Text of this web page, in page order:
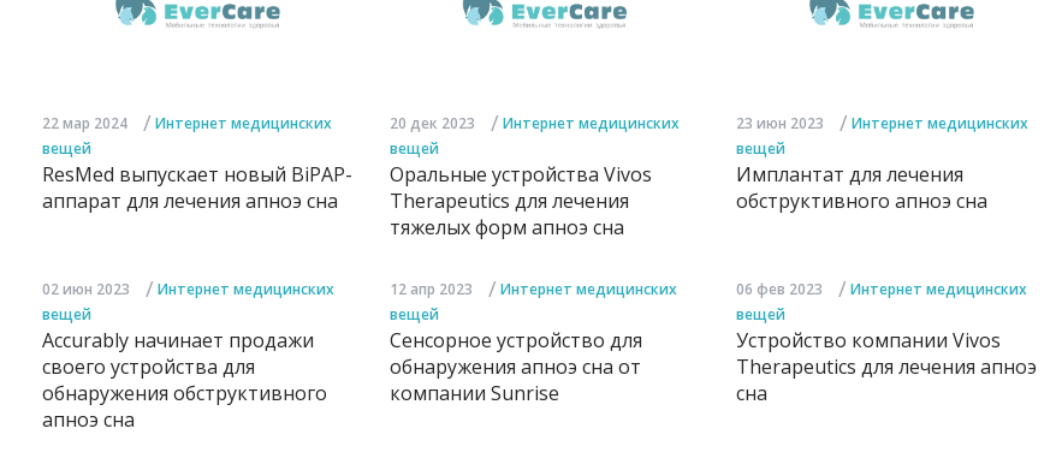
22 мар 2024 / Интернет медицинских
вещей
ResMed выпускает новый BiPAP-
аппарат для лечения апноэ сна
20 дек 2023 / Интернет медицинских
вещей
Оральные устройства Vivos
Therapeutics для лечения
тяжелых форм апноэ сна
23 июн 2023 / Интернет медицинских
вещей
Имплантат для лечения
обструктивного апноэ сна
02 июн 2023 / Интернет медицинских
вещей
Accurablу начинает продажи
своего устройства для
обнаружения обструктивного
апноэ сна
12 апр 2023 / Интернет медицинских
вещей
Сенсорное устройство для
обнаружения апноэ сна от
компании Sunrise
06 фев 2023 / Интернет медицинских
вещей
Устройство компании Vivos
Therapeutics для лечения апноэ
сна